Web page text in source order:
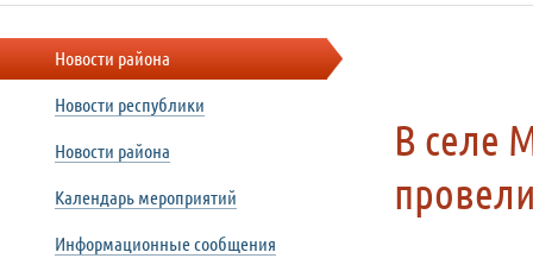
В селе
Новости района
Новости республики
Новости района
Календарь мероприятий
Информационные сообщения